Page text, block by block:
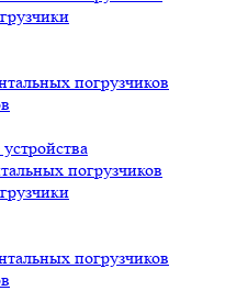
погрузчиков
погрузчиков
погрузчиков